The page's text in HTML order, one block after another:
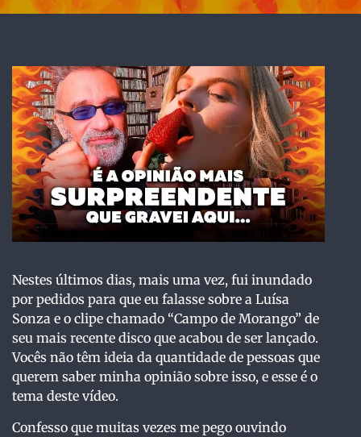
Nestes últimos dias, mais uma vez, fui inundado
por pedidos para que eu falasse sobre a Luísa
Sonza e o clipe chamado “Campo de Morango” de
seu mais recente disco que acabou de ser lançado.
Vocês não têm ideia da quantidade de pessoas que
querem saber minha opinião sobre isso, e esse é o
tema deste vídeo.
Confesso que muitas vezes me pego ouvindo